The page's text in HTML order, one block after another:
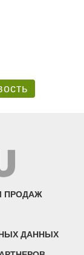
ПРОДАЖ
ДАННЫХ